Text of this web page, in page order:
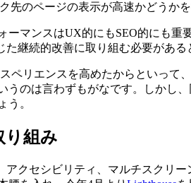
先のページの表示が高速かどうか
ーマンスはUX的にもSEO的にも重
た継続的改善に取り組む必要がある
ペリエンスを高めたからといって
うのは言わずもがなです。しかし
う。
り組み
アクセシビリティ、マルチスクリ